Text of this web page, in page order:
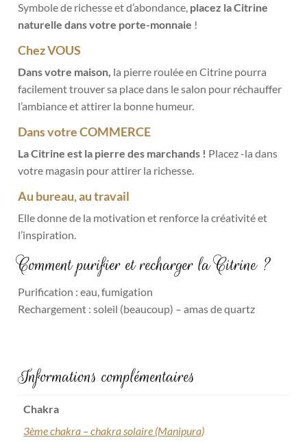
Symbole de richesse et d’abondance, placez la Citrine
naturelle dans votre porte-monnaie !
Chez VOUS
Dans votre maison, la pierre roulée en Citrine pourra
facilement trouver sa place dans le salon pour réchauffer
l’ambiance et attirer la bonne humeur.
Dans votre COMMERCE
La Citrine est la pierre des marchands ! Placez -la dans
votre magasin pour attirer la richesse.
Au bureau, au travail
Elle donne de la motivation et renforce la créativité et
l’inspiration.
Comment purifier et recharger la Citrine ?
Purification : eau, fumigation
Rechargement : soleil (beaucoup) – amas de quartz
Informations complémentaires
Chakra
3ème chakra – chakra solaire (Manipura)